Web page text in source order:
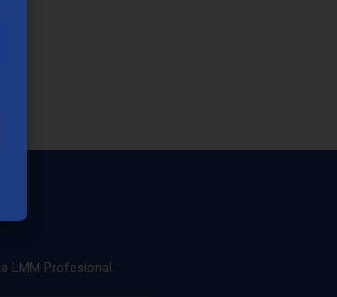
LMM Profesional.